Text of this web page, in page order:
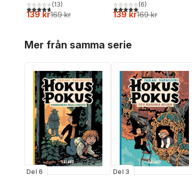
4,7utav 5 stjärnor. Totalt antal röster:
(13)
139 kr169 kr
5,0utav 5 stjärnor. Totalt
(6)
139 kr169 kr
Mer från samma serie
Del 6 Del 3